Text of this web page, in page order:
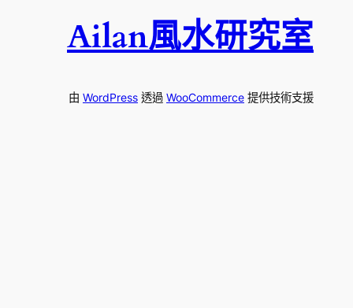
Ailan風水研究室
由 WordPress 透過 WooCommerce 提供技術支援